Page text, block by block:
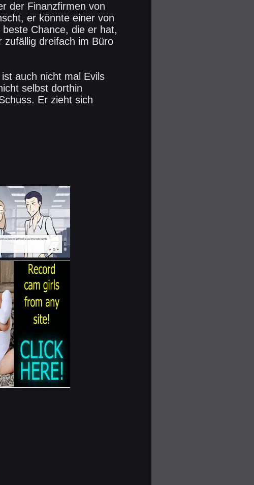
der Finanzfirmen von
er könnte einer von
Chance, die er hat,
zufällig dreifach im Büro
auch nicht mal Evils
selbst dorthin
Er zieht sich